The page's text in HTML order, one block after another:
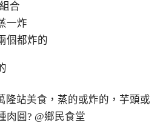
合
一炸
個都炸的